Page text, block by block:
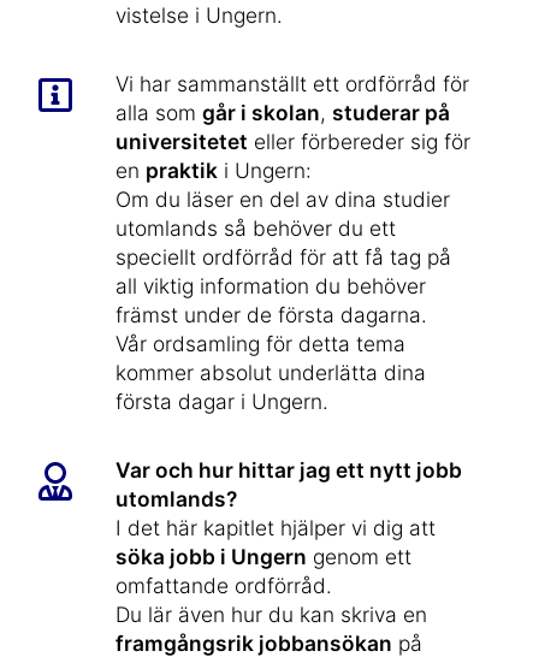
vistelse i Ungern.
Vi har sammanställt ett ordförråd för
alla som går i skolan, studerar på
universitetet eller förbereder sig för
en praktik i Ungern:
Om du läser en del av dina studier
utomlands så behöver du ett
speciellt ordförråd för att få tag på
all viktig information du behöver
främst under de första dagarna.
Vår ordsamling för detta tema
kommer absolut underlätta dina
första dagar i Ungern.
Var och hur hittar jag ett nytt jobb
utomlands?
I det här kapitlet hjälper vi dig att
söka jobb i Ungern genom ett
omfattande ordförråd.
Du lär även hur du kan skriva en
framgångsrik jobbansökan på